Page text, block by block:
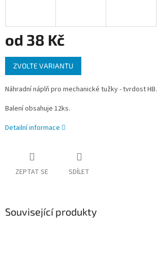
od 38 Kč
Měrná
cena:
ZVOLTE VARIANTU
Náhradní náplň pro mechanické tužky - tvrdost HB.
Balení obsahuje 12ks.
Detailní informace
ZEPTAT SE SDÍLET
Související produkty